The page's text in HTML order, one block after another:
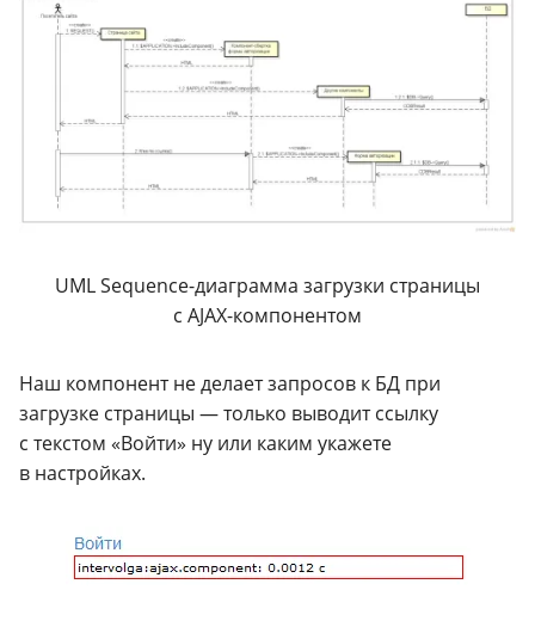
UMLSequence-диаграмма загрузки страницы
с AJAX-компонентом
Наш компонент не делает запросов к БД при
загрузке страницы — только выводит ссылку
с текстом «Войти» ну или каким укажете
в настройках.